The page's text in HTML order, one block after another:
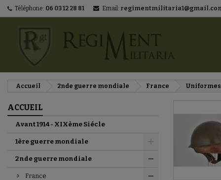
Téléphone: 06 03 12 28 81 Email:
Accueil 2nde guerre mondiale France Uniformes
ACCUEIL
Avant 1914 - XIXème Siécle
1ère guerre mondiale
2nde guerre mondiale
France